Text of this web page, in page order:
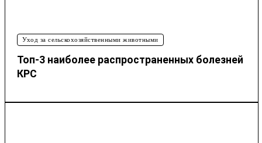
Уход за сельскохозяйственными животными
Топ-3 наиболее распространенных болезней
КРС